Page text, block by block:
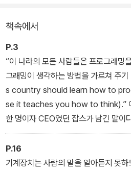
책속에서
P.3
“이 나라의 모든 사람들은 프로그래밍
그래밍이 생각하는 방법을 가르쳐
s country should learn how to
se it teaches you how to think).”
한 명이자 CEO였던 잡스가 남긴 말이
그래밍 교육의 핵심을 꿰뚫는 표현이
배우기 전이라면 다소 의문이 생길 수
다. 그것은 바로 ‘생각하는 방법(how
P.16
기계장치는 사람의 말을 알아듣지 못